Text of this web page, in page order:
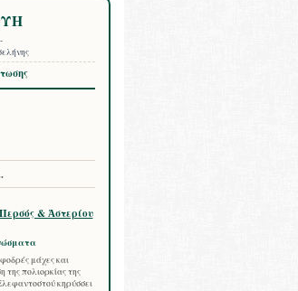
& Ἀστερίου
μάχες και
της πολιορκίας της
κηρύσσει